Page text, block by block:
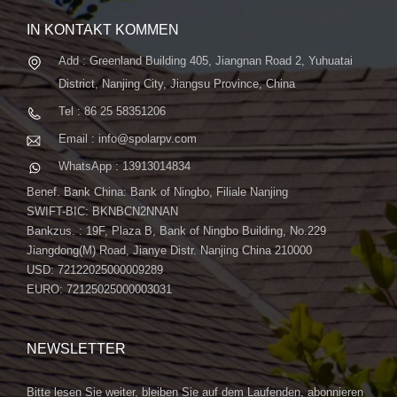
IN KONTAKT KOMMEN
Add : Greenland Building 405, Jiangnan Road 2, Yuhuatai
District, Nanjing City, Jiangsu Province, China
Tel : 86 25 58351206
Email : info@spolarpv.com
WhatsApp : 13913014834
Benef. Bank China: Bank of Ningbo, Filiale Nanjing
SWIFT-BIC: BKNBCN2NNAN
Bankzus. : 19F, Plaza B, Bank of Ningbo Building, No.229
Jiangdong(M) Road, Jianye Distr. Nanjing China 210000
USD: 72122025000009289
EURO: 72125025000003031
NEWSLETTER
Bitte lesen Sie weiter, bleiben Sie auf dem Laufenden, abonnieren